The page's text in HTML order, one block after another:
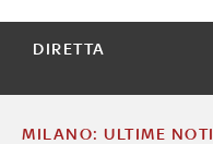
DIRETTA
MILANO: ULTIME